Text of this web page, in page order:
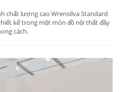
chất lượng cao Wrensilva Standard
kế trong một món đồ nội thất đầy
cách.